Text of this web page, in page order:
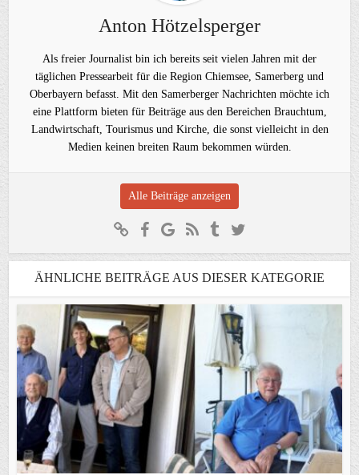
Anton Hötzelsperger
Als freier Journalist bin ich bereits seit vielen Jahren mit der
täglichen Pressearbeit für die Region Chiemsee, Samerberg und
Oberbayern befasst. Mit den Samerberger Nachrichten möchte ich
eine Plattform bieten für Beiträge aus den Bereichen Brauchtum,
Landwirtschaft, Tourismus und Kirche, die sonst vielleicht in den
Medien keinen breiten Raum bekommen würden.
Alle Beiträge anzeigen
ÄHNLICHE BEITRÄGE AUS DIESER KATEGORIE